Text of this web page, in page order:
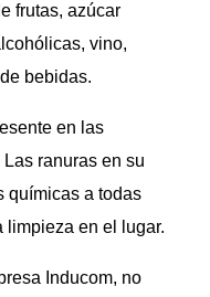
frutas, azúcar
vino,
bebidas.
en las
ranuras en su
químicas a todas
limpieza en el lugar.
Inducom, no